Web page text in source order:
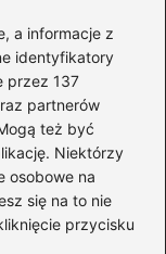
a informacje z
identyfikatory
przez 137
partnerów
też być
Niektórzy
osobowe na
się na to nie
przycisku
autora
które
napisał